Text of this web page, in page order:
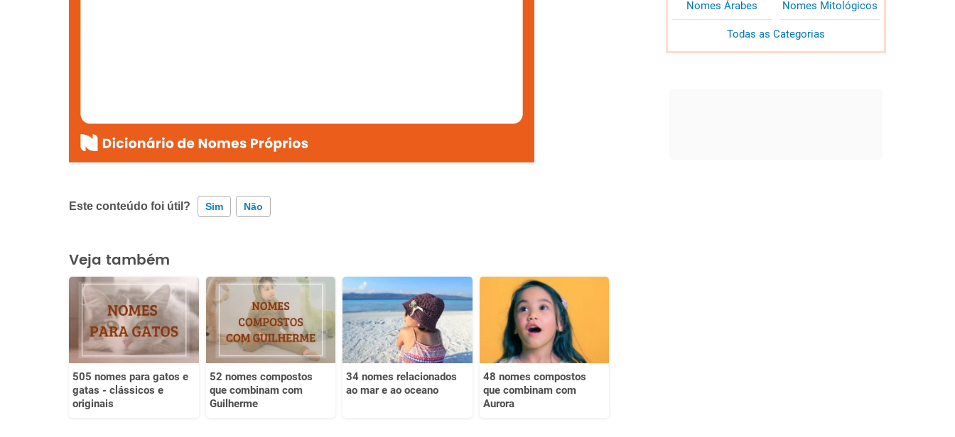
Este conteúdo foi útil? Sim Não
Este conteúdo contém informação incorreta
Este conteúdo não tem a informação que procuro
Outro
Veja também
505 nomes para gatos e
gatas - clássicos e
originais
52 nomes compostos
que combinam com
Guilherme
34 nomes relacionados
ao mar e ao oceano
48 nomes compostos
que combinam com
Aurora
Nomes Árabes Nomes Mitológicos
Todas as Categorias